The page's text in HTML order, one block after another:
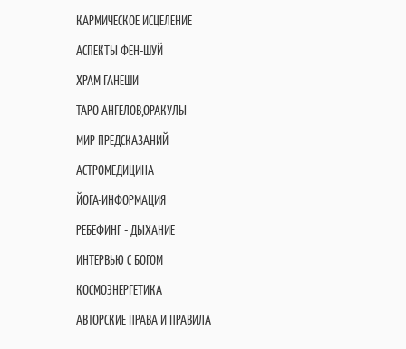
КАРМИЧЕСКОЕ ИСЦЕЛЕНИЕ
АСПЕКТЫ ФЕН-ШУЙ
ХРАМ ГАНЕШИ
ТАРО АНГЕЛОВ,ОРАКУЛЫ
МИР ПРЕДСКАЗАНИЙ
АСТРОМЕДИЦИНА
ЙОГА-ИНФОРМАЦИЯ
РЕБЕФИНГ - ДЫХАНИЕ
ИНТЕРВЬЮ С БОГОМ
КОСМОЭНЕРГЕТИКА
АВТОРСКИЕ ПРАВА И ПРАВИЛА